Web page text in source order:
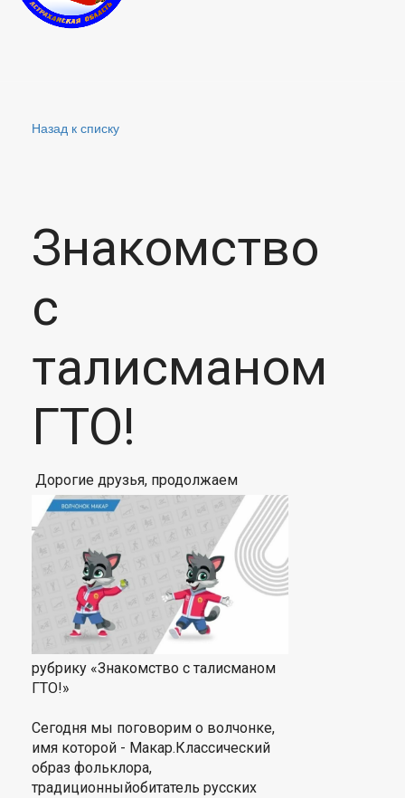
Назад к списку
Знакомство
с
талисманом
ГТО!
Дорогие друзья, продолжаем
рубрику «Знакомство с талисманом
ГТО!»
Сегодня мы поговорим о волчонке,
имя которой - Макар.Классический
образ фольклора,
традиционныйобитатель русских